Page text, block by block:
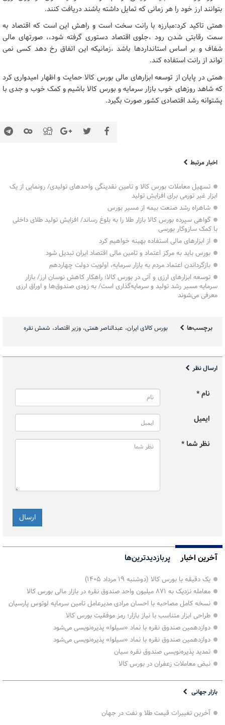
بتوانند ارز خود را هر زمانی که تمایل داشته باشند دریافت کنند.
همتی تاکید کرد:مبارزه با رانت سخت است و راهش این است که اقتصاد به
سمت رقابتی شدن رود ،جلوی اقتصاد دستوری گرفته شود،، صورتهای مالی
شفاف و بر اساس استانداردها باشد ،زمانیکه این اتفاق رخ دهد کسی نمی
تواند از رانت استفاده کند.
همتی در پایان از توسعه ابزارهای مالی بورس کالا حمایت و اظهار امیدواری کرد
که شاهد روزهای خوب بازار سرمایه و بورس کالا باشیم و کمک خوب و جدی با
پشتوانه رشد اقتصادی کشور صورت بگیرد.
اخبار مرتبط
تسهیل معاملات بورس کالا و تامین نقدینگی واحدهای تولیدی/ رونمایی از یک
ابزار غیر تورمی برای افزایش تولید
شاهراه رشد صنعت بیمه از مسیر بورس
گواهی سپرده بورس کالا بازار طلا را به بلوغ رساند/ افزایش تولید طلای داخلی
با کمک سازوکار بورسی
از ابزارهای مالی استفاده بهینه خواهیم کرد
بورس باید به مرکز اعتماد و تامین مالی اقتصاد ایران تبدیل شود
بازگرداندن اعتماد مردم به بازار سرمایه، اولویت دولت چهاردهم
توسعه ابزارهای ارزی و آتی در بورس کالا؛ راهکار کاهش نوسان ارز/ بازار
سرمایه مسیر رشد تولید و سرمایه‌گذاری است/ به زودی صندوق‌ها و اوراق ارزی
معرفی می‌شوند
برچسب‌ها بورس کالای ایران عبدالناصر همتی وزیر اقتصاد شمش نقره
ارسال نظر
نام *
ایمیل
نظر شما *
آخرین اخبار پربازدیدترین‌ها
یک دقیقه با بورس کالا (دوشنبه ۱۹ مرداد ۱۴۰۵)
معامله نزدیک به ۸۷۱ میلیون واحد صندوق نقره در بازار مالی بورس کالا
نسخه کامل مصاحبه با احسان مرادی مدیرعامل تامین سرمایه لوتوس پارسیان
طراحی ابزار متناسب با نیاز بازار؛ رمز موفقیت بورس کالا
دوازدهمین صندوق نقره با نماد «سیلوا» پذیره‌نویسی می‌شود
دوازدهمین صندوق نقره با نماد «سیلوا» پذیره‌نویسی می‌شود
تمدید پذیره‌نویسی صندوق نقره سیان
نبض معاملات زعفران در بورس کالا
بازار جهانی
آخرین تغییرات قیمت طلا و نفت در جهان